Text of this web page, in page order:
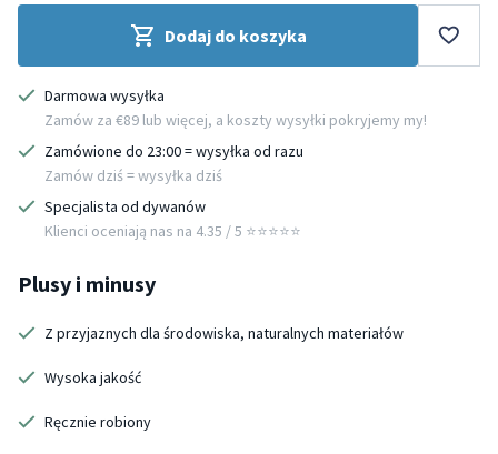
Dodaj do koszyka
Darmowa wysyłka
Zamów za €89 lub więcej, a koszty wysyłki pokryjemy my!
Zamówione do 23:00 = wysyłka od razu
Zamów dziś = wysyłka dziś
Specjalista od dywanów
Klienci oceniają nas na 4.35 / 5 ⭐️⭐️⭐️⭐️⭐️
Plusy i minusy
Z przyjaznych dla środowiska, naturalnych materiałów
Wysoka jakość
Ręcznie robiony